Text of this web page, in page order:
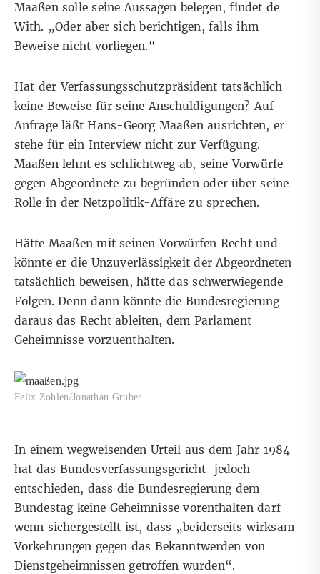
Maaßen solle seine Aussagen belegen, findet de
With. „Oder aber sich berichtigen, falls ihm
Beweise nicht vorliegen.“
Hat der Verfassungsschutzpräsident tatsächlich
keine Beweise für seine Anschuldigungen? Auf
Anfrage läßt Hans-Georg Maaßen ausrichten, er
stehe für ein Interview nicht zur Verfügung.
Maaßen lehnt es schlichtweg ab, seine Vorwürfe
gegen Abgeordnete zu begründen oder über seine
Rolle in der Netzpolitik-Affäre zu sprechen.
Hätte Maaßen mit seinen Vorwürfen Recht und
könnte er die Unzuverlässigkeit der Abgeordneten
tatsächlich beweisen, hätte das schwerwiegende
Folgen. Denn dann könnte die Bundesregierung
daraus das Recht ableiten, dem Parlament
Geheimnisse vorzuenthalten.
Felix Zohlen/Jonathan Gruber
In einem wegweisenden Urteil aus dem Jahr 1984
hat das Bundesverfassungsgericht jedoch
entschieden, dass die Bundesregierung dem
Bundestag keine Geheimnisse vorenthalten darf –
wenn sichergestellt ist, dass „beiderseits wirksam
Vorkehrungen gegen das Bekanntwerden von
Dienstgeheimnissen getroffen wurden“.